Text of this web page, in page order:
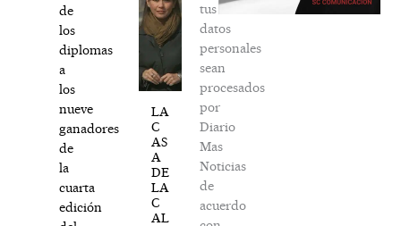
de
los
diplomas
a
los
nueve
ganadores
de
la
cuarta
edición
LA
C
AS
A
DE
LA
C
AL
tus
datos
personales
sean
procesados
por
Diario
Mas
Noticias
de
acuerdo